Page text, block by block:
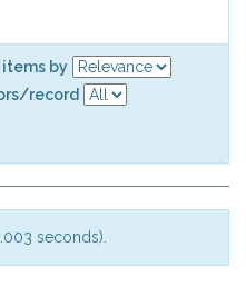
by
record
seconds).